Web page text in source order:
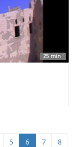
25 min '
5 6 7
8